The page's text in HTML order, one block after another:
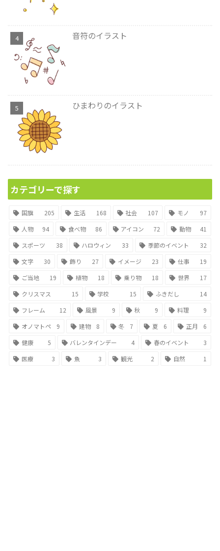
音符のイラスト
ひまわりのイラスト
カテゴリーで探す
国旗 205 生活 168 社会 107 モノ
97
人物
94 食べ物 86 アイコン 72 動物
41
スポーツ
38 ハロウィン 33 季節のイベント
32
文字
30 飾り 27 イメージ 23 仕事
19
ご当地
19 植物 18 乗り物 18 世界
17
クリスマス
15 学校 15 ふきだし
14
フレーム
12 風景 9 秋 9 料理
9
オノマトペ
9 建物 8 冬 7 夏 6 正月
6
健康
5 バレンタインデー 4 春のイベント
3
医療
3 魚 3 観光 2 自然 1